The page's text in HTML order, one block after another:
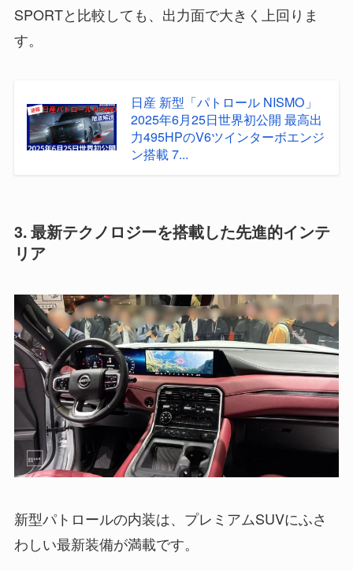
SPORTと比較しても、出力面で大きく上回りま
す。
日産 新型「パトロール NISMO」
2025年6月25日世界初公開 最高出
力495HPのV6ツインターボエンジ
ン搭載 7...
3. 最新テクノロジーを搭載した先進的インテ
リア
新型パトロールの内装は、プレミアムSUVにふさ
わしい最新装備が満載です。